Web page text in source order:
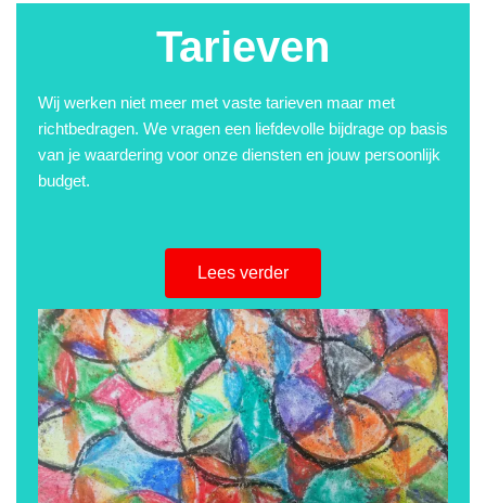
Tarieven
Wij werken niet meer met vaste tarieven maar met
richtbedragen. We vragen een liefdevolle bijdrage op basis
van je waardering voor onze diensten en jouw persoonlijk
budget.
Lees verder